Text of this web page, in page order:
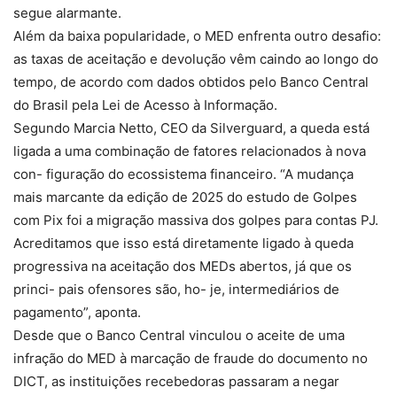
segue alarmante.
Além da baixa popularidade, o MED enfrenta outro desafio:
as taxas de aceitação e devolução vêm caindo ao longo do
tempo, de acordo com dados obtidos pelo Banco Central
do Brasil pela Lei de Acesso à Informação.
Segundo Marcia Netto, CEO da Silverguard, a queda está
ligada a uma combinação de fatores relacionados à nova
con- figuração do ecossistema financeiro. “A mudança
mais marcante da edição de 2025 do estudo de Golpes
com Pix foi a migração massiva dos golpes para contas PJ.
Acreditamos que isso está diretamente ligado à queda
progressiva na aceitação dos MEDs abertos, já que os
princi- pais ofensores são, ho- je, intermediários de
pagamento”, aponta.
Desde que o Banco Central vinculou o aceite de uma
infração do MED à marcação de fraude do documento no
DICT, as instituições recebedoras passaram a negar